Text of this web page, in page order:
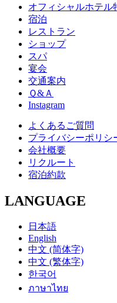
オフィシャルホテル
宿泊
レストラン
ショップ
スパ
宴会
交通案内
Ｑ&Ａ
Instagram
よくあるご質問
プライバシーポリシ
会社概要
リクルート
宿泊約款
LANGUAGE
日本語
English
中文 (简体字)
中文 (繁体字)
한국어
ภาษาไทย